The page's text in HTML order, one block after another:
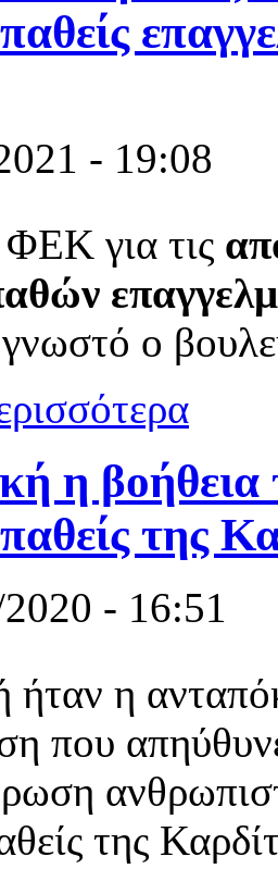
- 19:08
για τις
γνωστό ο
η
της
- 16:51
ήταν η
που
της